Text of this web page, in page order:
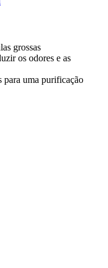
grossas
os odores e as
para uma purificação